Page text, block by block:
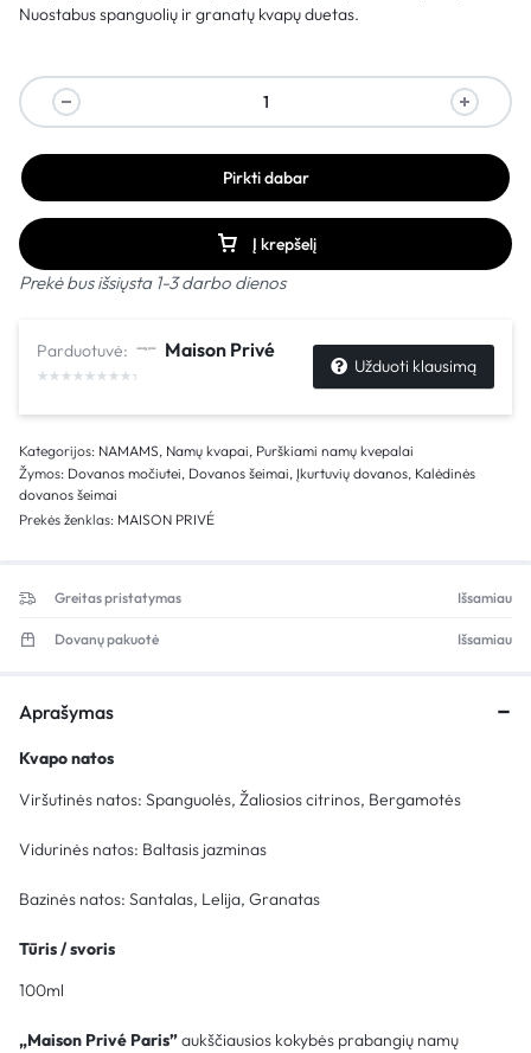
Nuostabus spanguolių ir granatų kvapų duetas.
Į krepšelį
Pirkti dabar
Prekė bus išsiųsta 1-3 darbo dienos
Parduotuvė: Maison Privé
Užduoti klausimą
Kategorijos: NAMAMS, Namų kvapai, Purškiami namų kvepalai
Žymos: Dovanos močiutei, Dovanos šeimai, Įkurtuvių dovanos, Kalėdinės
dovanos šeimai
Prekės ženklas: MAISON PRIVÉ
Greitas pristatymas Išsamiau
Dovanų pakuotė Išsamiau
Aprašymas
Kvapo natos
Viršutinės natos: Spanguolės, Žaliosios citrinos, Bergamotės
Vidurinės natos: Baltasis jazminas
Bazinės natos: Santalas, Lelija, Granatas
Tūris / svoris
100ml
„Maison Privé Paris”aukščiausios kokybės prabangių namų